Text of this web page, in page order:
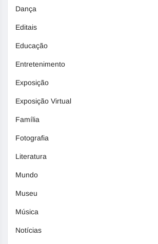
Dança
Editais
Educação
Entretenimento
Exposição
Exposição Virtual
Família
Fotografia
Literatura
Mundo
Museu
Música
Notícias